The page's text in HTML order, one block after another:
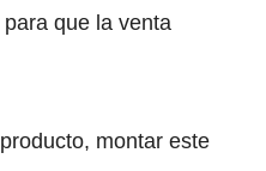
que la venta
montar este